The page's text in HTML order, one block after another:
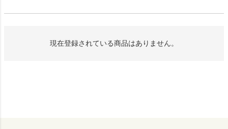
現在登録されている商品はありません。